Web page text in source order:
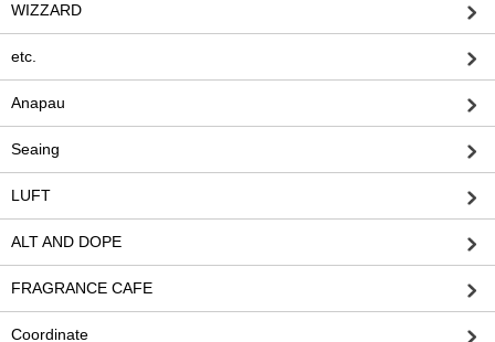
WIZZARD
etc.
Anapau
Seaing
LUFT
ALT AND DOPE
FRAGRANCE CAFE
Coordinate